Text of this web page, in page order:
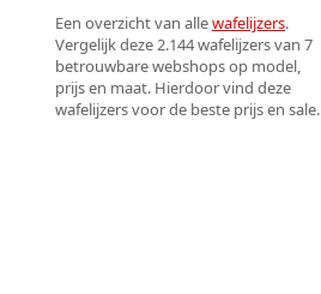
Een overzicht van allewafelijzers.
Vergelijk deze 2.144 wafelijzers van 7
betrouwbare webshops op model,
prijs en maat. Hierdoor vind deze
wafelijzers voor de beste prijs en sale.